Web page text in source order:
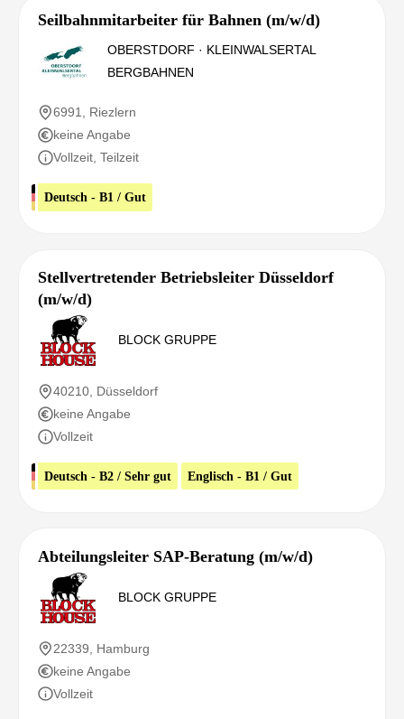
Seilbahnmitarbeiter für Bahnen (m/w/d)
OBERSTDORF · KLEINWALSERTAL
BERGBAHNEN
6991, Riezlern
keine Angabe
Vollzeit, Teilzeit
Deutsch - B1 / Gut
Stellvertretender Betriebsleiter Düsseldorf
(m/w/d)
BLOCK GRUPPE
40210, Düsseldorf
keine Angabe
Vollzeit
Deutsch - B2 / Sehr gut Englisch - B1 / Gut
Abteilungsleiter SAP-Beratung (m/w/d)
BLOCK GRUPPE
22339, Hamburg
keine Angabe
Vollzeit